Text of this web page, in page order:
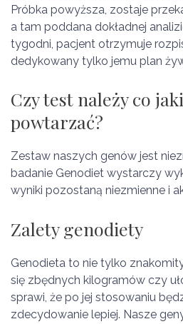
Próbka powyższa, zostaje
a tam poddana dokładnej
tygodni, pacjent otrzymuje
dedykowany tylko jemu plan
Czy test należy co
powtarzać?
Zestaw naszych genów jest
badanie Genodiet wystarczy
wyniki pozostaną niezmienne i
Zalety genodiety
Genodieta to nie tylko
się zbędnych kilogramów czy
sprawi, że po jej stosowaniu
zdecydowanie lepiej. Nasze